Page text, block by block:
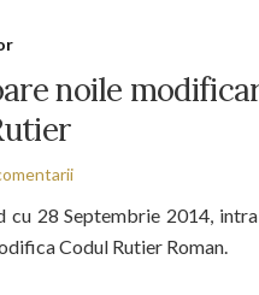
noile
cu 28 Septembrie 2014,
Codul Rutier Roman.